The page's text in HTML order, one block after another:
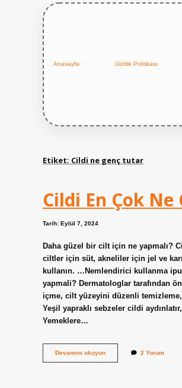
Anasayfa Gizlilik Politikası
Etiket: Cildi ne genç tutar
Cildi En Çok
Tarih: Eylül 7, 2024
Daha güzel bir cilt için ne yapmalı?
ciltler için süt, akneliler için jel ve
kullanın. …Nemlendirici kullanma
yapmali? Dermatologlar tarafından
içme, cilt yüzeyini düzenli
Yeşil yapraklı sebzeler cildi
Yemeklere…
Devamını okuyunCildi
En
2 Yorum